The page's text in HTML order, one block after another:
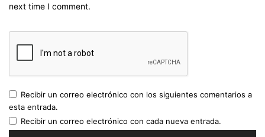
next time I comment.
Recibir un correo electrónico con los siguientes comentarios a
esta entrada.
Recibir un correo electrónico con cada nueva entrada.